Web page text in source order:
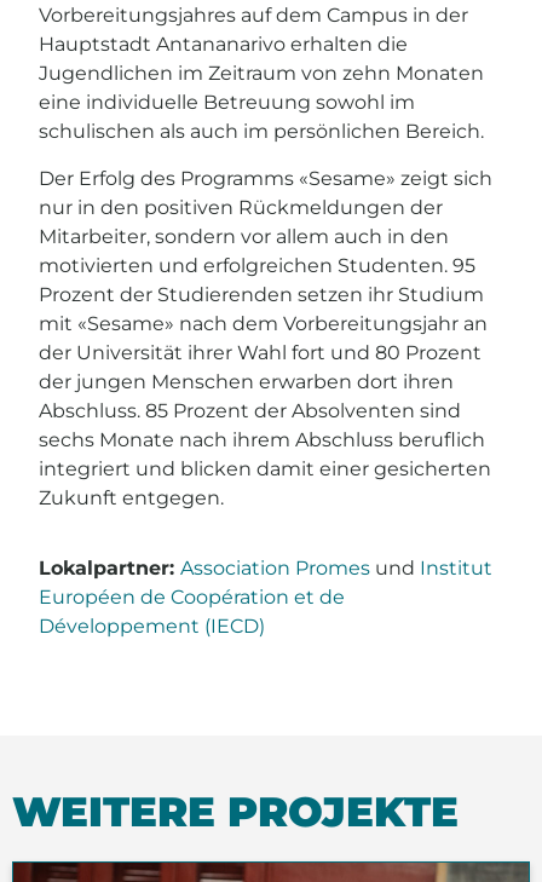
Vorbereitungsjahres auf dem Campus in der
Hauptstadt Antananarivo erhalten die
Jugendlichen im Zeitraum von zehn Monaten
eine individuelle Betreuung sowohl im
schulischen als auch im persönlichen Bereich.
Der Erfolg des Programms «Sesame» zeigt sich
nur in den positiven Rückmeldungen der
Mitarbeiter, sondern vor allem auch in den
motivierten und erfolgreichen Studenten. 95
Prozent der Studierenden setzen ihr Studium
mit «Sesame» nach dem Vorbereitungsjahr an
der Universität ihrer Wahl fort und 80 Prozent
der jungen Menschen erwarben dort ihren
Abschluss. 85 Prozent der Absolventen sind
sechs Monate nach ihrem Abschluss beruflich
integriert und blicken damit einer gesicherten
Zukunft entgegen.
Lokalpartner: Association Promes und Institut
Européen de Coopération et de
Développement (IECD)
WEITERE PROJEKTE